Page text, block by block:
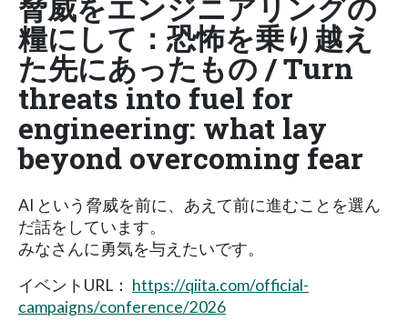
糧にして：恐怖を乗り越え
た先にあったもの / Turn
threats into fuel for
engineering: what lay
beyond overcoming fear
AI という脅威を前に、あえて前に進むことを選ん
だ話をしています。
みなさんに勇気を与えたいです。
イベントURL： https://qiita.com/official-
campaigns/conference/2026